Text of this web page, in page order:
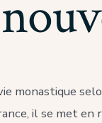
monastique
il se met